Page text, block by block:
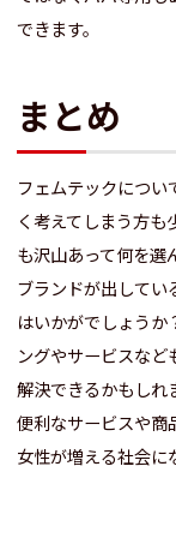
できます。
まとめ
フェムテックにつ
く考えてしまう方
も沢山あって何を選
ブランドが出してい
はいかがでしょうか
ングやサービスな
解決できるかもしれ
便利なサービスや商
女性が増える社会に